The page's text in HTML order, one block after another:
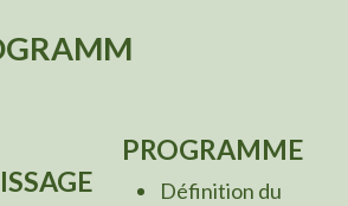
PROGRAMME
Définition du